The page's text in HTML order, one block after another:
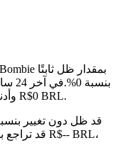
بنسبة 0%.
أعلى مستوى عند R$0 BRL وأدنى مستوى عند R$0 BRL.